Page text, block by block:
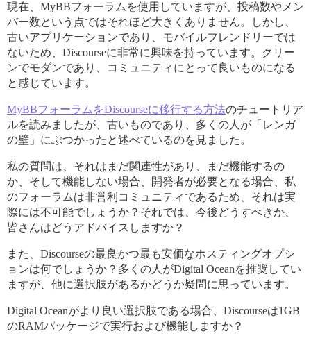
現在、MyBBフォーラムを使用していますが、投稿数やメン
バー数という点ではそれほど大きくありません。しかし、
古いアプリケーションであり、モバイルフレンドリーでは
ないため、Discourseに非常に興味を持っています。クリー
ンでモダンであり、コミュニティにとって良いものになる
と感じています。
MyBBフォーラムをDiscourseに移行する方法のチュートリア
ルを読みましたが、古いものであり、多くの人が「レンガ
の壁」にぶつかったと述べているのを見ました。
私の質問は、それはまだ関連性があり、まだ機能するの
か、そして機能しない場合、開発者が必要となる場合、私
のフォーラムは非営利コミュニティであるため、それは実
際には不可能でしょうか？それでは、今後どうすべきか、
皆さんはどうアドバイスしますか？
また、Discourseの最良かつ最も安価なホスティングオプシ
ョンは何でしょうか？多くの人がDigital Oceanを推奨してい
ますが、他に選択肢があるかどうか疑問に思っています。
Digital Oceanがより良い選択肢である場合、Discourseは1GB
のRAMパッケージで実行および機能しますか？